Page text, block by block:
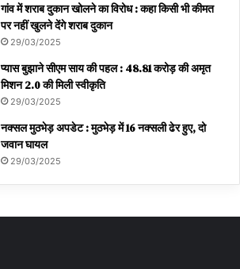
गांव में शराब दुकान खोलने का विरोध : कहा किसी भी कीमत
पर नहीं खुलने देंगे शराब दुकान
29/03/2025
प्यास बुझाने सीएम साय की पहल : 48.81 करोड़ की अमृत
मिशन 2.0 की मिली स्वीकृति
29/03/2025
नक्सल मुठभेड़ अपडेट : मुठभेड़ में 16 नक्सली ढेर हुए, दो
जवान घायल
29/03/2025